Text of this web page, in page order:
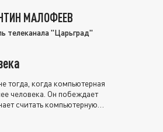
МАЛОФЕЕВ
телеканала "Царьград"
тогда, когда компьютерная
человека. Он побеждает
считать компьютерную